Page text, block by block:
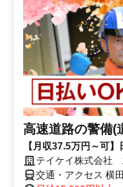
高速道路の警備(
【月収37.5万円～可
テイケイ株式会社
交通・アクセス 横